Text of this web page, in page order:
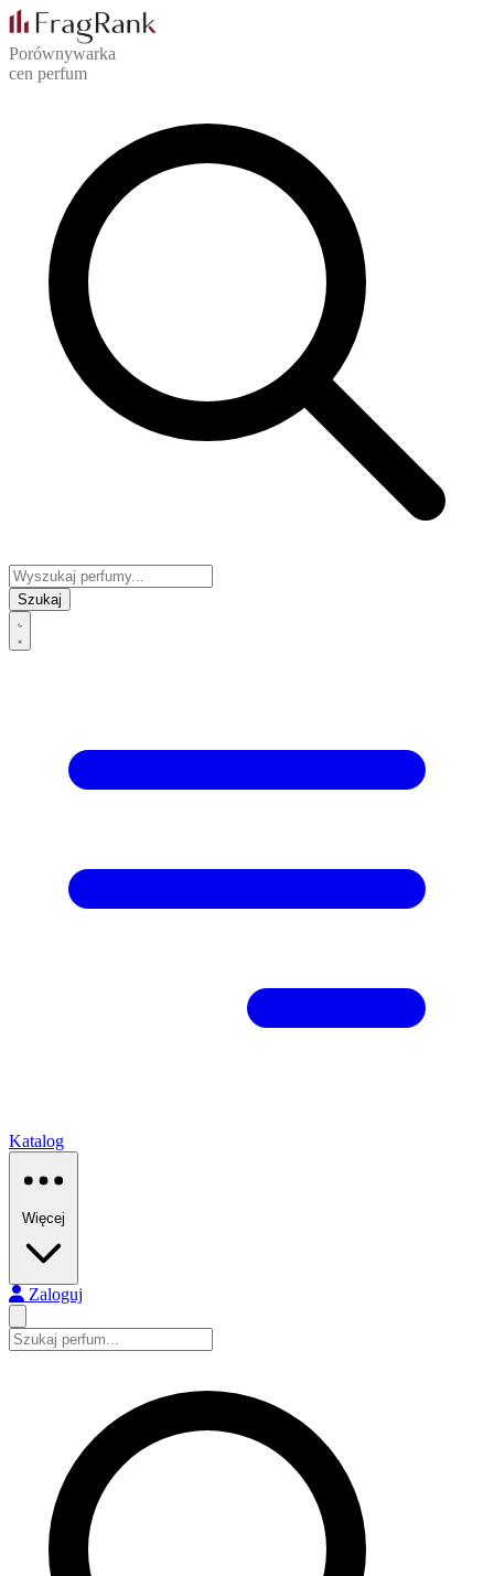
Porównywarka
cen perfum
Szukaj
Katalog
Więcej
Zaloguj